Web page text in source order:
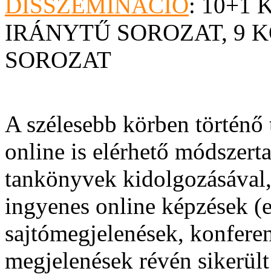
IRÁNYTŰ SOROZAT, 9
SOROZAT
A szélesebb körben
online is elérhető
tankönyvek
ingyenes online képzések
sajtómegjelenések,
megjelenések révén